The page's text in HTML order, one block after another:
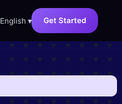
English ▾ Get Started